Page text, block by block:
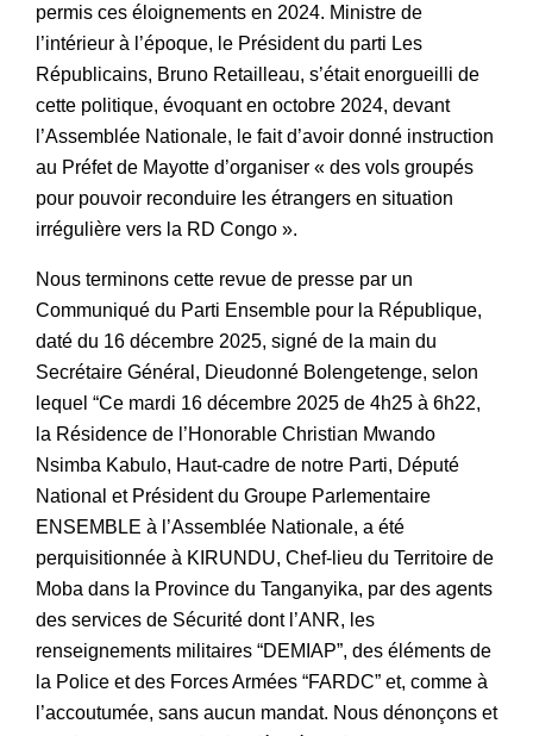
permis ces éloignements en 2024. Ministre de
l’intérieur à l’époque, le Président du parti Les
Républicains, Bruno Retailleau, s’était enorgueilli de
cette politique, évoquant en octobre 2024, devant
l’Assemblée Nationale, le fait d’avoir donné instruction
au Préfet de Mayotte d’organiser « des vols groupés
pour pouvoir reconduire les étrangers en situation
irrégulière vers la RD Congo ».
Nous terminons cette revue de presse par un
Communiqué du Parti Ensemble pour la République,
daté du 16 décembre 2025, signé de la main du
Secrétaire Général, Dieudonné Bolengetenge, selon
lequel “Ce mardi 16 décembre 2025 de 4h25 à 6h22,
la Résidence de l’Honorable Christian Mwando
Nsimba Kabulo, Haut-cadre de notre Parti, Député
National et Président du Groupe Parlementaire
ENSEMBLE à l’Assemblée Nationale, a été
perquisitionnée à KIRUNDU, Chef-lieu du Territoire de
Moba dans la Province du Tanganyika, par des agents
des services de Sécurité dont l’ANR, les
renseignements militaires “DEMIAP”, des éléments de
la Police et des Forces Armées “FARDC” et, comme à
l’accoutumée, sans aucun mandat. Nous dénonçons et